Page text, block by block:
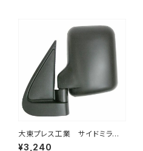
大東プレス工業 サイドミラー/
バックミラー ダイハツ ハイ
¥3,240